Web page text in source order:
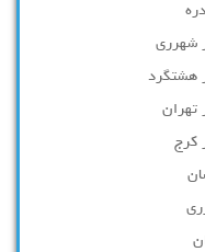
شهرری
هشتگرد
تهران
کرج